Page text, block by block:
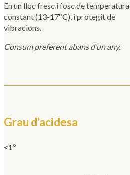
En un lloc fresc i fosc de temperatura
constant (13-17ºC), i protegit de
vibracions.
Consum preferent abans d’un any.
Grau d’acidesa
<1º